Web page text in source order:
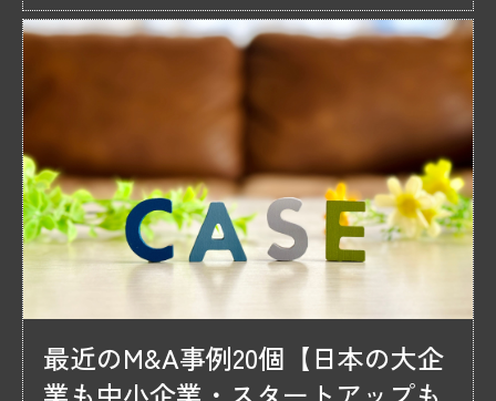
最近のM&A事例20個【日本の大企